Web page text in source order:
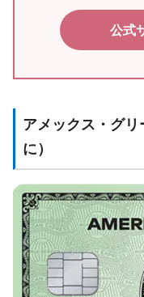
公式
アメックス・グ
に）